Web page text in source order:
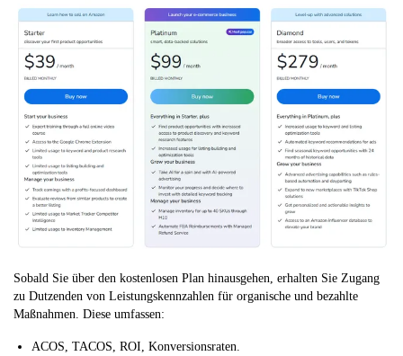
Sobald Sie über den kostenlosen Plan hinausgehen, erhalten Sie Zugang
zu Dutzenden von Leistungskennzahlen für organische und bezahlte
Maßnahmen. Diese umfassen:
ACOS, TACOS, ROI, Konversionsraten.